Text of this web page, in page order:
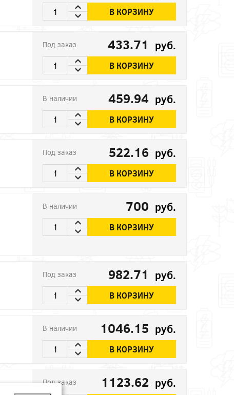
В КОРЗИНУ
Под заказ 433.71 руб.
В КОРЗИНУ
В наличии 459.94 руб.
В КОРЗИНУ
Под заказ 522.16 руб.
В КОРЗИНУ
В наличии 700 руб.
В КОРЗИНУ
Под заказ 982.71 руб.
В КОРЗИНУ
В наличии 1046.15 руб.
В КОРЗИНУ
Под заказ 1123.62 руб.